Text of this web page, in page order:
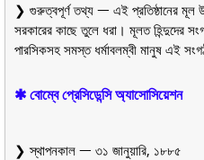
❯ গুরুত্বপূর্ণ তথ্য ᅳ এই প্রতিষ্ঠানের মূল
সরকারের কাছে তুলে ধরা। মূলত হিন্দুদের
পারসিকসহ সমস্ত ধর্মাবলম্বী মানুষ এই
✱ বোম্বে প্রেসিডেন্সি অ্যাসোসিয়েশন
❯ স্থাপনকাল ᅳ ৩১ জানুয়ারি, ১৮৮৫